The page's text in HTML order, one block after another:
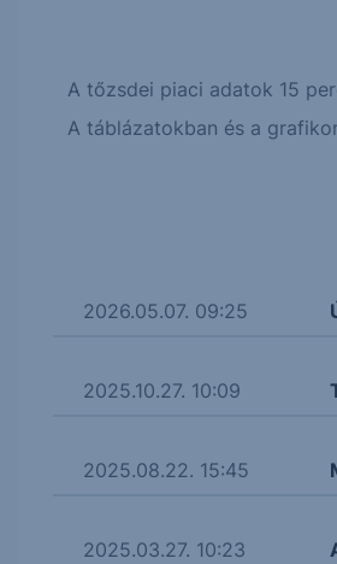
A tőzsdei piaci adatok 15
A táblázatokban és a
2026.05.07. 09:25
2025.10.27. 10:09
2025.08.22. 15:45
2025.03.27. 10:23